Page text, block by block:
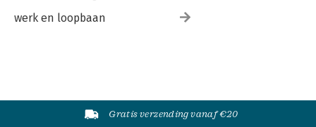
werk en loopbaan
Gratis verzending vanaf €20